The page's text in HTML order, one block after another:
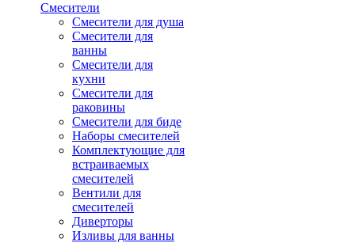
Смесители
Смесители для душа
Смесители для
ванны
Смесители для
кухни
Смесители для
раковины
Смесители для биде
Наборы смесителей
Комплектующие для
встраиваемых
смесителей
Вентили для
смесителей
Диверторы
Изливы для ванны